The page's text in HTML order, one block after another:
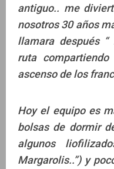
antiguo.. me
nosotros 30 años
llamara después “
ruta
ascenso de los
Hoy el equipo es
bolsas de dormir
algunos
Margarolis..”) y